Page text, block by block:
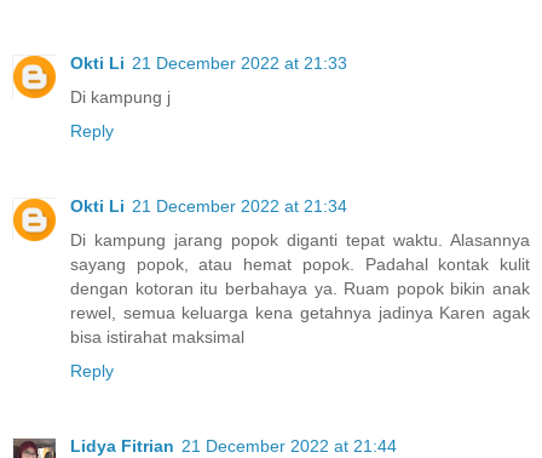
Okti Li 21 December 2022 at 21:33
Di kampung j
Reply
Okti Li 21 December 2022 at 21:34
Di kampung jarang popok diganti tepat waktu. Alasannya
sayang popok, atau hemat popok. Padahal kontak kulit
dengan kotoran itu berbahaya ya. Ruam popok bikin anak
rewel, semua keluarga kena getahnya jadinya Karen agak
bisa istirahat maksimal
Reply
Lidya Fitrian 21 December 2022 at 21:44